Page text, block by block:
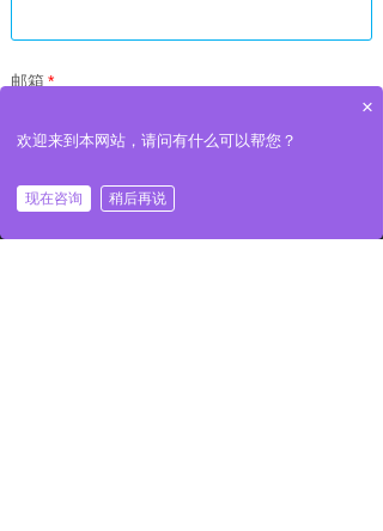
邮箱 *
留言内容
首页 电话
×
欢迎来到本网站，请问有什么可以帮您？
现在咨询 稍后再说